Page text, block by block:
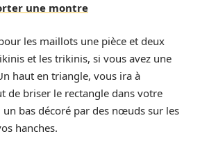
une montre
les maillots une pièce et deux
et les trikinis, si vous avez une
haut en triangle, vous ira à
de briser le rectangle dans votre
bas décoré par des nœuds sur les
hanches.